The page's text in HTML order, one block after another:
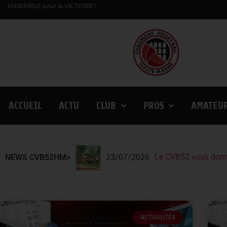
ENSEMBLE pour la VICTOIRE !
ACCUEIL ACTU CLUB PROS
NEWS CVB52HM> 23/07/2026 Le CVB52 vous
Le CVB52 présent
Lindqvist et la
ACTUALITÉS